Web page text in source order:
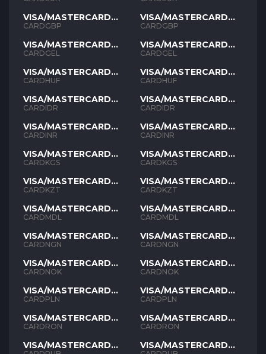
VISA/MASTERCARD
GBP
CARDGBP
VISA/MASTERCARD
GEL
CARDGEL
VISA/MASTERCARD
HUF
CARDHUF
VISA/MASTERCARD
IDR
CARDIDR
VISA/MASTERCARD
INR
CARDINR
VISA/MASTERCARD
KGS
CARDKGS
VISA/MASTERCARD
KZT
CARDKZT
VISA/MASTERCARD
MDL
CARDMDL
VISA/MASTERCARD
NGN
CARDNGN
VISA/MASTERCARD
NOK
CARDNOK
VISA/MASTERCARD
PLN
CARDPLN
VISA/MASTERCARD
RON
CARDRON
VISA/MASTERCARD
VISA/MASTERCARD
GBP
CARDGBP
VISA/MASTERCARD
GEL
CARDGEL
VISA/MASTERCARD
HUF
CARDHUF
VISA/MASTERCARD
IDR
CARDIDR
VISA/MASTERCARD
INR
CARDINR
VISA/MASTERCARD
KGS
CARDKGS
VISA/MASTERCARD
KZT
CARDKZT
VISA/MASTERCARD
MDL
CARDMDL
VISA/MASTERCARD
NGN
CARDNGN
VISA/MASTERCARD
NOK
CARDNOK
VISA/MASTERCARD
PLN
CARDPLN
VISA/MASTERCARD
RON
CARDRON
VISA/MASTERCARD